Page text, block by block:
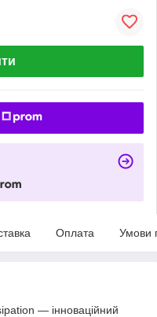
Оплата Умови
— інноваційний